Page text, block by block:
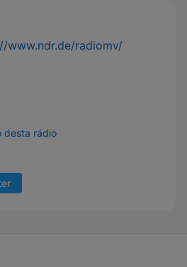
www.ndr.de/radiomv/
desta rádio